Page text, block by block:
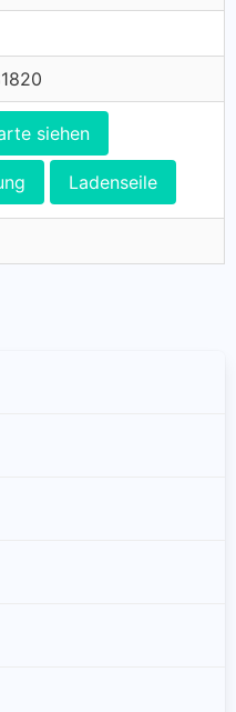
siehen
Ladenseile